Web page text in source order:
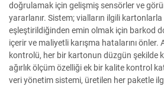
doğrulamak için gelişmiş sensörler ve
yararlanır. Sistem; vialların ilgili
eşleştirildiğinden emin olmak için barkod
içerir ve maliyetli karışma hatalarını önler.
kontrolü, her bir kartonun düzgün şekilde
ağırlık ölçüm özelliği ek bir kalite kontrol
veri yönetim sistemi, üretilen her paketle